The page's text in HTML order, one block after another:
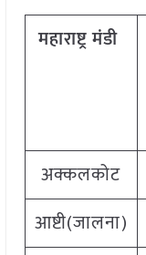
महाराष्ट्रमंडी
अक्कलकोट
आष्टी(जालना)